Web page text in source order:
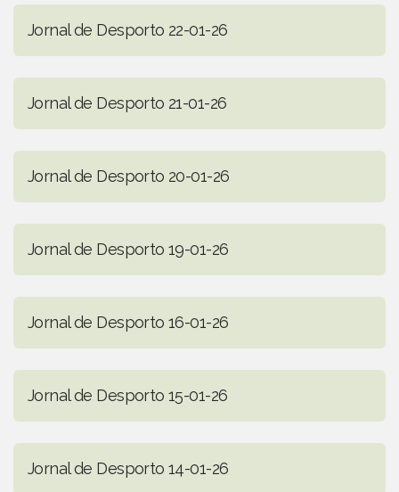
Jornal de Desporto 22-01-26
Jornal de Desporto 21-01-26
Jornal de Desporto 20-01-26
Jornal de Desporto 19-01-26
Jornal de Desporto 16-01-26
Jornal de Desporto 15-01-26
Jornal de Desporto 14-01-26